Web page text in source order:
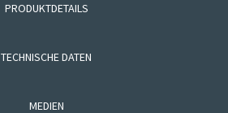
PRODUKTDETAILS
TECHNISCHE DATEN
MEDIEN